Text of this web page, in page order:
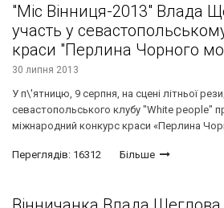
"Міс Вінниця-2013" Влада
участь у
краси "Перлина Чорного
30 липня 2013
У п\'ятницю, 9 серпня, на сцені літньої
севастопольського клубу "White people"
міжнародний конкурс краси «Перлина
Переглядів: 16312 Більше